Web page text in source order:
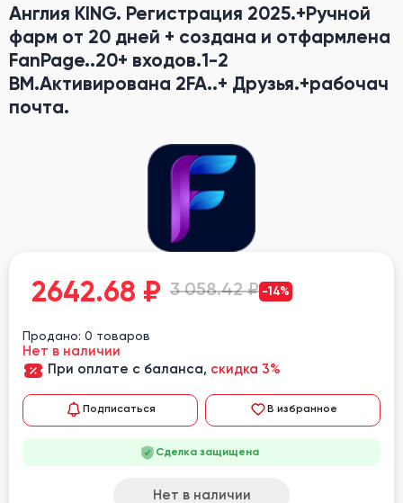
Англия KING. Регистрация 2025.+Ручной
фарм от 20 дней + создана и отфармлена
FanPage..20+ входов.1-2
BM.Активирована 2FA..+ Друзья.+рабочач
почта.
2642.68 ₽ 3 058.42 ₽ -14%
Продано: 0 товаров
Нет в наличии
При оплате с баланса, скидка 3%
Подписаться В избранное
Сделка защищена
Нет в наличии